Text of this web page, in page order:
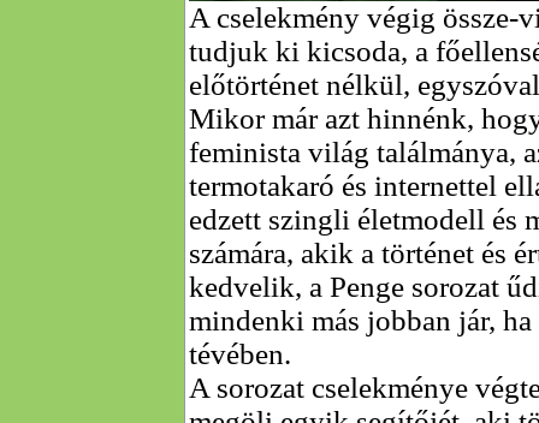
A cselekmény végig össze-
tudjuk ki kicsoda, a
előtörténet nélkül,
Mikor már azt hinnénk,
feminista világ találmánya,
termotakaró és internettel
edzett szingli életmodell és
számára, akik a történet és
kedvelik, a Penge sorozat
mindenki más jobban jár,
tévében.
A sorozat cselekménye